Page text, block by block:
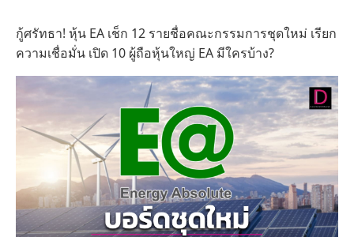
กู้ศรัทธา! หุ้น EA เช็ก 12 รายชื่อคณะกรรมการชุดใหม่ เรียก
ความเชื่อมั่น เปิด 10 ผู้ถือหุ้นใหญ่ EA มีใครบ้าง?